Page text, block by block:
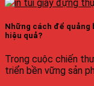
Những cách để
hiệu quả?
Trong cuộc chiến
triển bền vững sản